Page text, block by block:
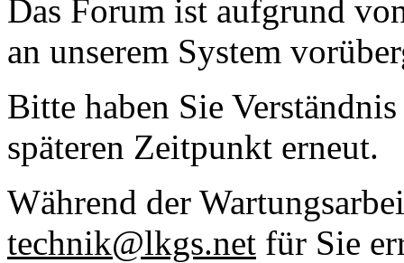
Das Forum ist aufgrund
an unserem System
Bitte haben Sie
späteren Zeitpunkt erneut.
Während der
technik@lkgs.net für Sie